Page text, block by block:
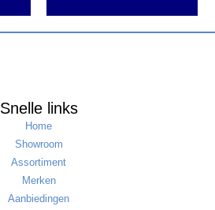
Snelle links
Home
Showroom
Assortiment
Merken
Aanbiedingen